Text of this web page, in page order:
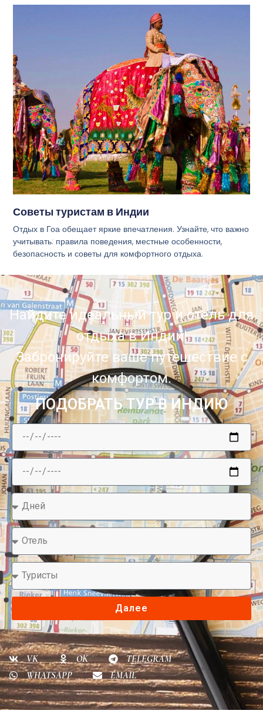
Советы туристам в Индии
Отдых в Гоа обещает яркие впечатления. Узнайте, что важно
учитывать: правила поведения, местные особенности,
безопасность и советы для комфортного отдыха.
Найдите идеальный тур и отель для
отдыха в Индии!
Забронируйте ваше путешествие с
комфортом.
ПОДОБРАТЬ ТУР В ИНДИЮ
Далее
VK OK
TELEGRAM
WHATSAPP
EMAIL